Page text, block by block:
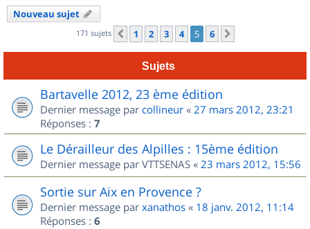
Nouveau sujet
171 sujets Précédent
1 2 3 4 5 6
Sujets
Bartavelle 2012, 23 ème édition
Dernier message par collineur « 27 mars 2012, 23:21
Réponses : 7
Le Dérailleur des Alpilles : 15ème édition
Dernier message par VTTSENAS « 23 mars 2012, 15:56
Sortie sur Aix en Provence ?
Dernier message par xanathos « 18 janv. 2012, 11:14
Réponses : 6